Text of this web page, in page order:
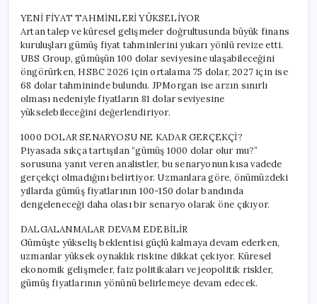
YENİ FİYAT TAHMİNLERİ YÜKSELİYOR
Artan talep ve küresel gelişmeler doğrultusunda büyük finans
kuruluşları gümüş fiyat tahminlerini yukarı yönlü revize etti.
UBS Group, gümüşün 100 dolar seviyesine ulaşabileceğini
öngörürken, HSBC 2026 için ortalama 75 dolar, 2027 için ise
68 dolar tahmininde bulundu. JPMorgan ise arzın sınırlı
olması nedeniyle fiyatların 81 dolar seviyesine
yükselebileceğini değerlendiriyor.
1000 DOLAR SENARYOSU NE KADAR GERÇEKÇİ?
Piyasada sıkça tartışılan “gümüş 1000 dolar olur mu?”
sorusuna yanıt veren analistler, bu senaryonun kısa vadede
gerçekçi olmadığını belirtiyor. Uzmanlara göre, önümüzdeki
yıllarda gümüş fiyatlarının 100-150 dolar bandında
dengeleneceği daha olası bir senaryo olarak öne çıkıyor.
DALGALANMALAR DEVAM EDEBİLİR
Gümüşte yükseliş beklentisi güçlü kalmaya devam ederken,
uzmanlar yüksek oynaklık riskine dikkat çekiyor. Küresel
ekonomik gelişmeler, faiz politikaları ve jeopolitik riskler,
gümüş fiyatlarının yönünü belirlemeye devam edecek.